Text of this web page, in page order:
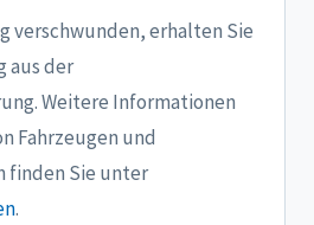
verschwunden, erhalten Sie
aus der
Weitere Informationen
Fahrzeugen und
finden Sie unter
.